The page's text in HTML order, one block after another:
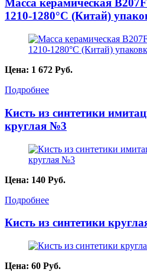
Масса керамическая
1210-1280°С (Китай)
Цена: 1 672 Руб.
Подробнее
Кисть из синтетики
круглая №3
Цена: 140 Руб.
Подробнее
Кисть из синтетики
Цена: 60 Руб.